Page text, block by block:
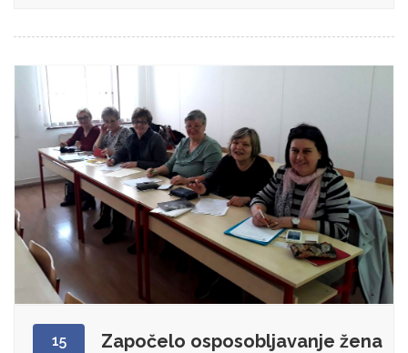
15
Započelo osposobljavanje žena